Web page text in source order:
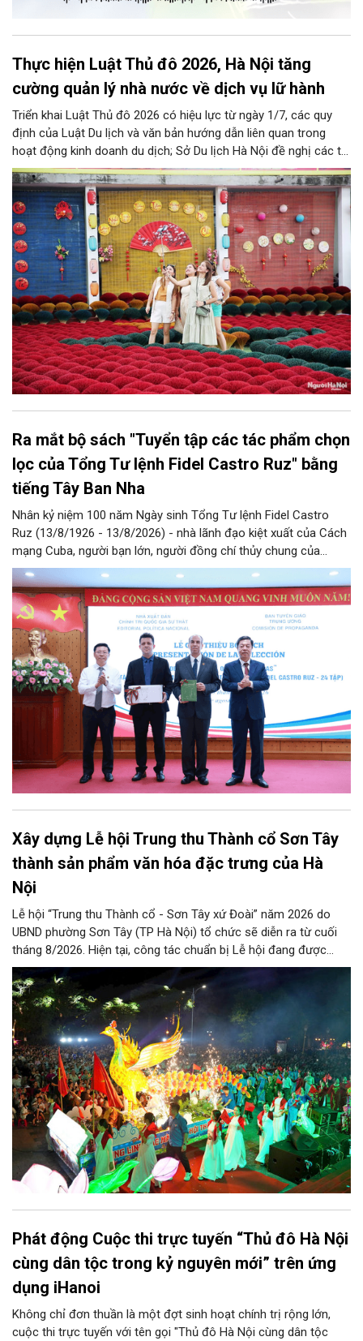
Thực hiện Luật Thủ đô 2026, Hà Nội tăng
cường quản lý nhà nước về dịch vụ lữ hành
Triển khai Luật Thủ đô 2026 có hiệu lực từ ngày 1/7, các quy
định của Luật Du lịch và văn bản hướng dẫn liên quan trong
hoạt động kinh doanh du dịch; Sở Du lịch Hà Nội đề nghị các tổ
chức, đơn vị, doanh nghiệp kinh doanh dịch vụ lữ hành trên địa
bàn thành phố thực hiện một số nội dung quan trọng. Qua đó
góp phần thực hiện thắng lợi các mục tiêu phát triển du lịch Hà
Nội năm 2026 và giai đoạn tiếp theo.
Ra mắt bộ sách "Tuyển tập các tác phẩm chọn
lọc của Tổng Tư lệnh Fidel Castro Ruz" bằng
tiếng Tây Ban Nha
Nhân kỷ niệm 100 năm Ngày sinh Tổng Tư lệnh Fidel Castro
Ruz (13/8/1926 - 13/8/2026) - nhà lãnh đạo kiệt xuất của Cách
mạng Cuba, người bạn lớn, người đồng chí thủy chung của
Đảng, Nhà nước và nhân dân Việt Nam, chiều 5/8, tại Hà Nội,
Nhà xuất bản Chính trị quốc gia Sự thật phối hợp với Ban Tuyên
giáo Trung ương tổ chức Lễ giới thiệu bộ sách “Tuyển tập các
tác phẩm chọn lọc của Tổng Tư lệnh Fidel Castro Ruz” gồm 24
tập bằng tiếng Tây Ban Nha.
Xây dựng Lễ hội Trung thu Thành cổ Sơn Tây
thành sản phẩm văn hóa đặc trưng của Hà
Nội
Lễ hội “Trung thu Thành cổ - Sơn Tây xứ Đoài” năm 2026 do
UBND phường Sơn Tây (TP Hà Nội) tổ chức sẽ diễn ra từ cuối
tháng 8/2026. Hiện tại, công tác chuẩn bị Lễ hội đang được
chính quyền phường Sơn Tây cùng các phòng, ban, ngành, đơn
vị và 25 tổ dân phố khẩn trương triển khai, tạo khí thế sôi nổi,
sẵn sàng mang đến cho Nhân dân và du khách một mùa Trung
thu quy mô, đặc sắc và giàu bản sắc văn hóa xứ Đoài.
Phát động Cuộc thi trực tuyến “Thủ đô Hà Nội
cùng dân tộc trong kỷ nguyên mới” trên ứng
dụng iHanoi
Không chỉ đơn thuần là một đợt sinh hoạt chính trị rộng lớn,
cuộc thi trực tuyến với tên gọi "Thủ đô Hà Nội cùng dân tộc